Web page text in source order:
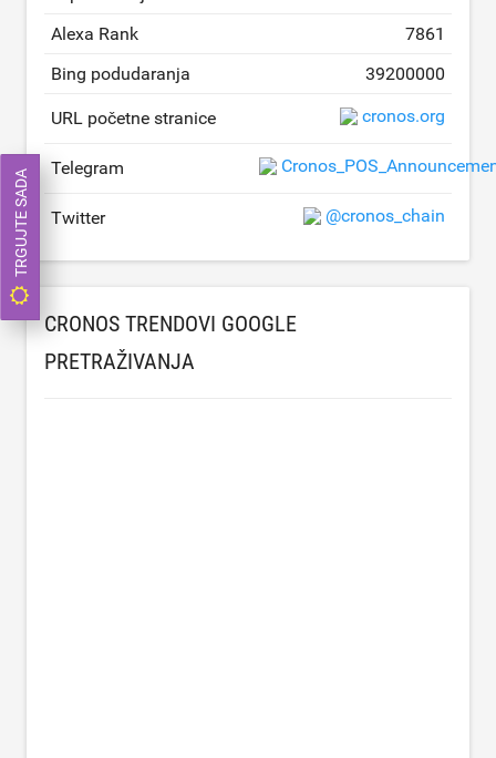
Alexa Rank
7861
Bing podudaranja
39200000
URL početne stranice cronos.org
Telegram
Twitter @cronos_chain
CRONOS TRENDOVI GOOGLE
PRETRAŽIVANJA
TRGUJTE SADA